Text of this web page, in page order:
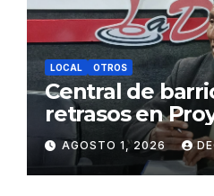
LOCAL OTROS
Central de
retrasos en
de Agua y
Juliaca
AGOSTO 1, 2026